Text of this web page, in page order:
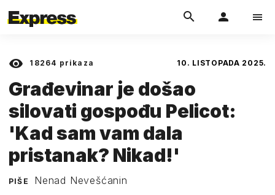
18264 prikaza 10. LISTOPADA 2025.
Građevinar je došao
silovati gospođu Pelicot:
'Kad sam vam dala
pristanak? Nikad!'
PIŠE Nenad Nevešćanin